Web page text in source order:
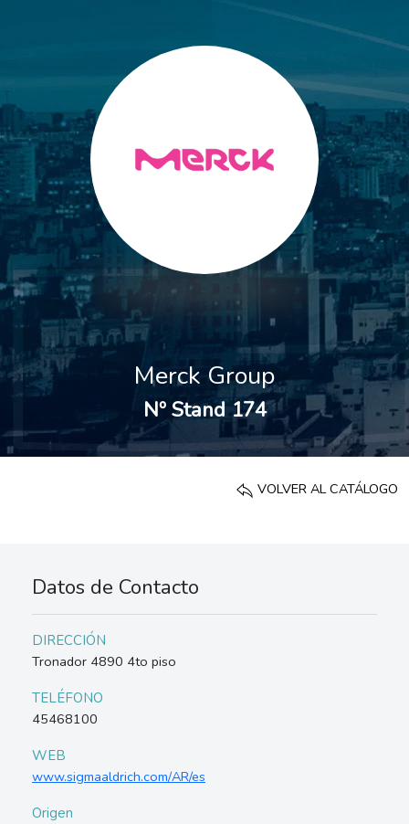
Merck Group
Nº Stand 174
VOLVER AL CATÁLOGO
Datos de Contacto
DIRECCIÓN
Tronador 4890 4to piso
TELÉFONO
45468100
WEB
www.sigmaaldrich.com/AR/es
Origen